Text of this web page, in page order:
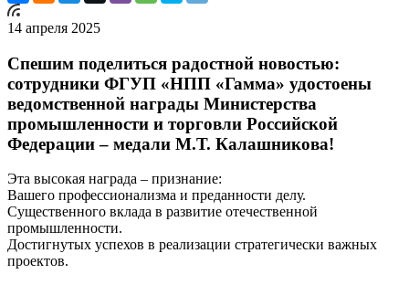
14 апреля 2025
Спешим поделиться радостной новостью:
сотрудники ФГУП «НПП «Гамма» удостоены
ведомственной награды Министерства
промышленности и торговли Российской
Федерации – медали М.Т. Калашникова!
Эта высокая награда – признание:
Вашего профессионализма и преданности делу.
Существенного вклада в развитие отечественной
промышленности.
Достигнутых успехов в реализации стратегически важных
проектов.